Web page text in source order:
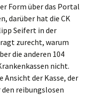
Form über das Portal
darüber hat die CK
Seifert in der
zurecht, warum
die anderen 104
nicht.
der Kasse, der
reibungslosen